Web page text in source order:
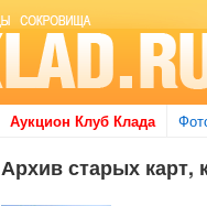
Аукцион Клуб Клада
Архив старых карт,